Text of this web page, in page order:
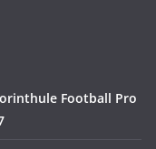
Football Pro